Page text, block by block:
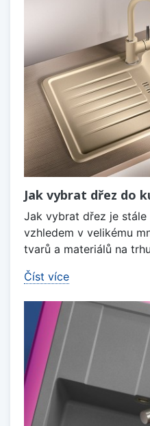
Jak vybrat dřez do
Jak vybrat dřez je
vzhledem v velikému
tvarů a materiálů na
Číst více